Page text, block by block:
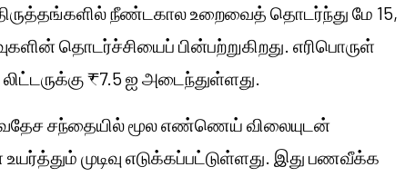
நீண்டகால உறைவைத் தொடர்ந்து மே 15,
தொடர்ச்சியைப் பின்பற்றுகிறது. எரிபொருள்
₹7.5 ஐ அடைந்துள்ளது.
சந்தையில் மூல எண்ணெய் விலையுடன்
முடிவு எடுக்கப்பட்டுள்ளது. இது பணவீக்க